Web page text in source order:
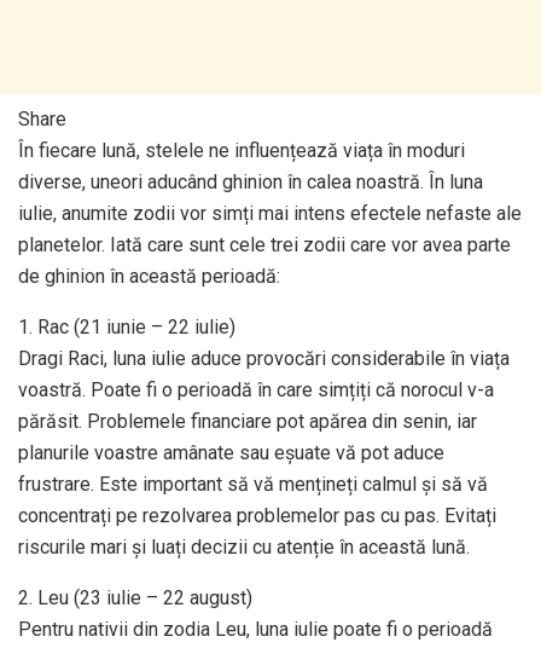
Share
În fiecare lună, stelele ne influențează viața în moduri
diverse, uneori aducând ghinion în calea noastră. În luna
iulie, anumite zodii vor simți mai intens efectele nefaste ale
planetelor. Iată care sunt cele trei zodii care vor avea parte
de ghinion în această perioadă:
1. Rac (21 iunie – 22 iulie)
Dragi Raci, luna iulie aduce provocări considerabile în viața
voastră. Poate fi o perioadă în care simțiți că norocul v-a
părăsit. Problemele financiare pot apărea din senin, iar
planurile voastre amânate sau eșuate vă pot aduce
frustrare. Este important să vă mențineți calmul și să vă
concentrați pe rezolvarea problemelor pas cu pas. Evitați
riscurile mari și luați decizii cu atenție în această lună.
2. Leu (23 iulie – 22 august)
Pentru nativii din zodia Leu, luna iulie poate fi o perioadă